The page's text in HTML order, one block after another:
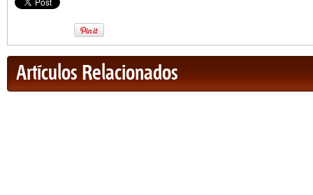
Artículos Relacionados